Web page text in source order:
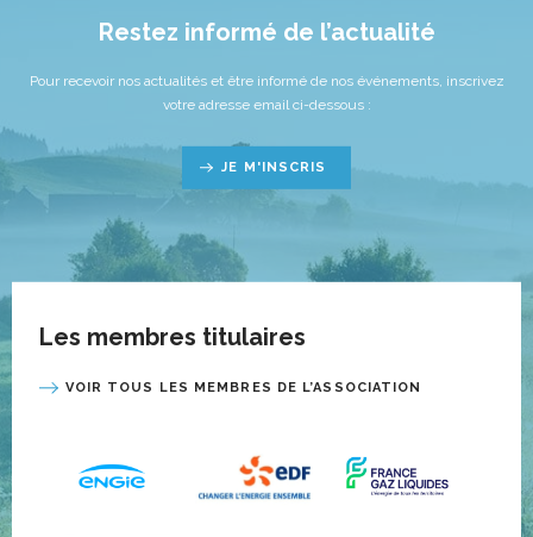
Restez informé de l’actualité
Pour recevoir nos actualités et être informé de nos événements, inscrivez
votre adresse email ci-dessous :
JE M'INSCRIS
Les membres titulaires
VOIR TOUS LES MEMBRES DE L’ASSOCIATION